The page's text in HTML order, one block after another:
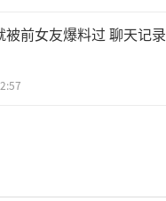
被前女友爆料过 聊天记录